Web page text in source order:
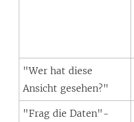
"Wer hat diese
Ansicht gesehen?"
"Frag die Daten"-